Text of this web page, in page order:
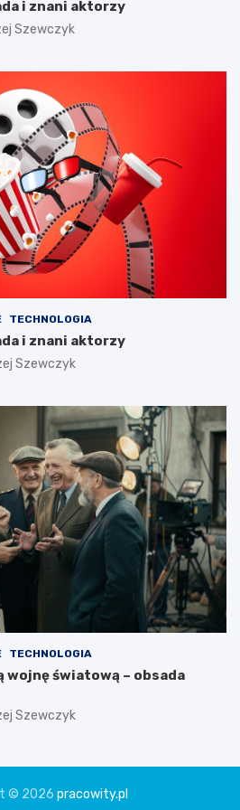
i znani aktorzy
Szewczyk
TECHNOLOGIA
i znani aktorzy
Szewczyk
TECHNOLOGIA
wojnę światową – obsada
Szewczyk
© 2026 pracowity.pl